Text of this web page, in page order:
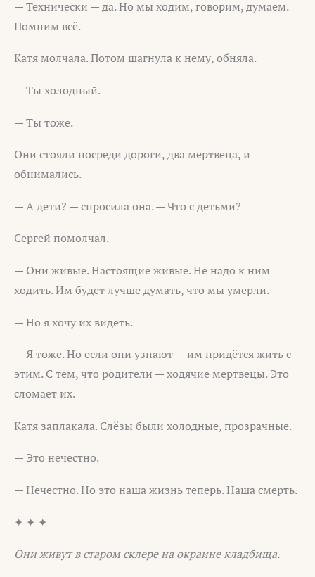
— Технически — да. Но мы ходим, говорим, думаем.
Помним всё.
Катя молчала. Потом шагнула к нему, обняла.
— Ты холодный.
— Ты тоже.
Они стояли посреди дороги, два мертвеца, и
обнимались.
— А дети? — спросила она. — Что с детьми?
Сергей помолчал.
— Они живые. Настоящие живые. Не надо к ним
ходить. Им будет лучше думать, что мы умерли.
— Но я хочу их видеть.
— Я тоже. Но если они узнают — им придётся жить с
этим. С тем, что родители — ходячие мертвецы. Это
сломает их.
Катя заплакала. Слёзы были холодные, прозрачные.
— Это нечестно.
— Нечестно. Но это наша жизнь теперь. Наша смерть.
✦ ✦ ✦
Они живут в старом склере на окраине кладбища.